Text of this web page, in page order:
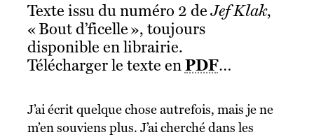
Texte issu du numéro 2 deJef Klak,
« Bout d’ficelle », toujours
disponible en librairie.
Télécharger le texte en PDF…
J’ai écrit quelque chose autrefois, mais je ne
m’en souviens plus. J’ai cherché dans les